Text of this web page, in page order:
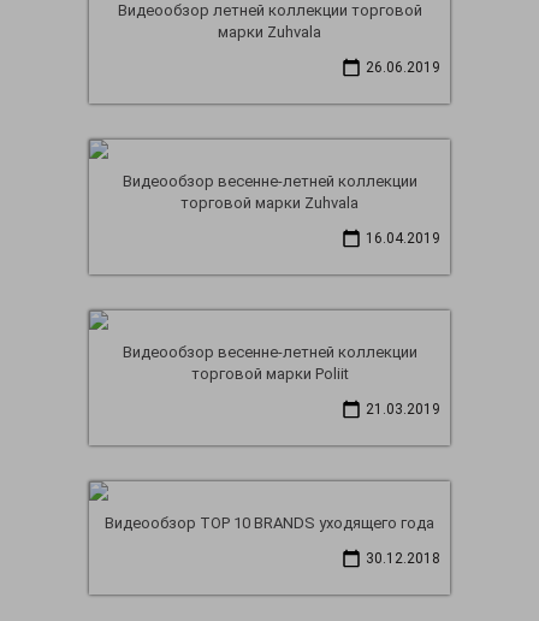
Видеообзор летней коллекции торговой
марки Zuhvala
26.06.2019
Видеообзор весенне-летней коллекции
торговой марки Zuhvala
16.04.2019
Видеообзор весенне-летней коллекции
торговой марки Poliit
21.03.2019
Видеообзор TOP 10 BRANDS уходящего года
30.12.2018